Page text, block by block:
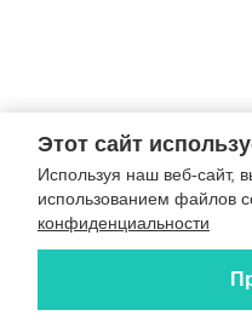
Этот сайт
Используя наш веб-сайт,
использованием файлов
конфиденциальности